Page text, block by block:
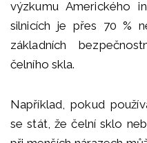
výzkumu Amerického
silnicích je přes 70 %
základních
čelního skla.
Například, pokud
se stát, že čelní sklo